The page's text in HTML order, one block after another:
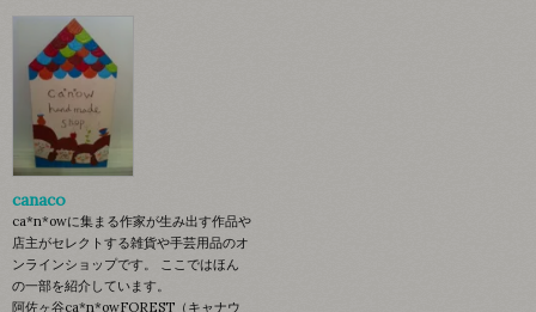
canaco
ca*n*owに集まる作家が生み出す作品や
店主がセレクトする雑貨や手芸用品のオ
ンラインショップです。 ここではほん
の一部を紹介しています。
阿佐ヶ谷ca*n*owFOREST（キャナウ